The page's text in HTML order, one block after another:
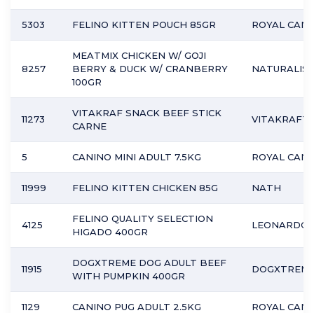
5303 FELINO KITTEN POUCH 85GR ROYAL
8257
MEATMIX CHICKEN W/ GOJI
BERRY & DUCK W/ CRANBERRY
100GR
11273
VITAKRAF SNACK BEEF STICK
CARNE
VITAKRAFT
5 CANINO MINI ADULT 7.5KG ROYAL
11999 FELINO KITTEN CHICKEN 85G NATH
4125
FELINO QUALITY SELECTION
HIGADO 400GR
LEONARDO
11915
DOGXTREME DOG ADULT BEEF
WITH PUMPKIN 400GR
1129 CANINO PUG ADULT 2.5KG ROYAL